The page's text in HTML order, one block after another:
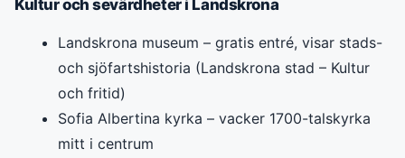
Kultur och sevärdheter i Landskrona
Landskrona museum – gratis entré, visar stads-
och sjöfartshistoria (Landskrona stad – Kultur
och fritid)
Sofia Albertina kyrka – vacker 1700-talskyrka
mitt i centrum